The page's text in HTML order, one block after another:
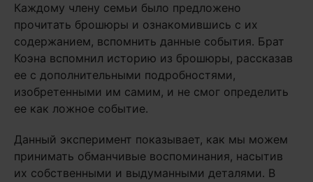
Каждому члену семьи было предложено
прочитать брошюры и ознакомившись с их
содержанием, вспомнить данные события. Брат
Коэна вспомнил историю из брошюры, рассказав
ее с дополнительными подробностями,
изобретенными им самим, и не смог определить
ее как ложное событие.
Данный эксперимент показывает, как мы можем
принимать обманчивые воспоминания, насытив
их собственными и выдуманными деталями. В